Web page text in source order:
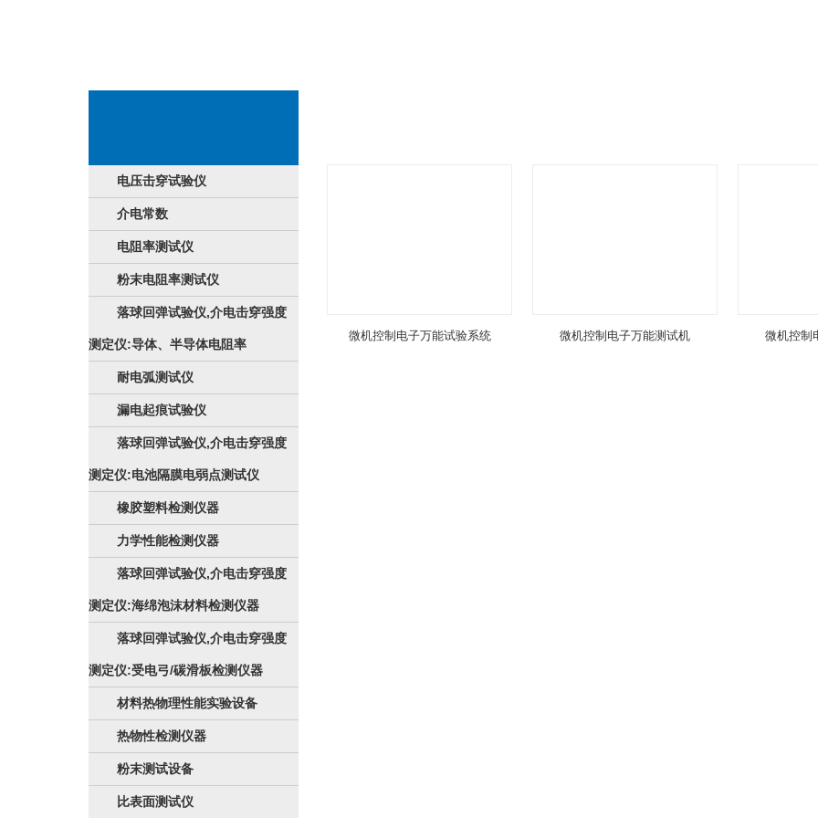
电压击穿试验仪
介电常数
电阻率测试仪
粉末电阻率测试仪
落球回弹试验仪,介电击穿强度
测定仪:导体、半导体电阻率
耐电弧测试仪
漏电起痕试验仪
落球回弹试验仪,介电击穿强度
测定仪:电池隔膜电弱点测试仪
橡胶塑料检测仪器
力学性能检测仪器
落球回弹试验仪,介电击穿强度
测定仪:海绵泡沫材料检测仪器
落球回弹试验仪,介电击穿强度
测定仪:受电弓/碳滑板检测仪器
材料热物理性能实验设备
热物性检测仪器
粉末测试设备
比表面测试仪
微机控制电子万能试验系统 微机控制电子万能测试机 微机控制